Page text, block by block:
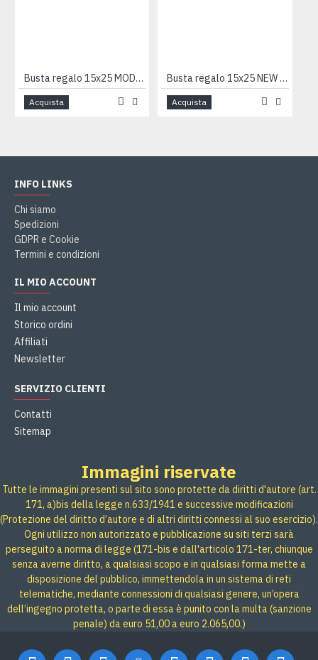
Busta regalo 15x25 MODELLISMO 50pz
Acquista
Busta regalo 15x25 NEW PERLA 100pz
Acquista
INFO LINKS
Chi siamo
Spedizioni
GDPR e Cookie
Termini e condizioni
IL MIO ACCOUNT
Il mio account
Storico ordini
Affiliati
Newsletter
SERVIZIO CLIENTI
Contatti
Sitemap
Immagini riservate
Tutte le immagini presenti sul sito sono protette da diritti d'autore (art.
171, a)bis della legge n.633/1941 e successive modificazioni
(Protezione del diritto d’autore e di altri diritti connessi al suo esercizio).
Ogni utilizzo non autorizzato e pubblicazione su siti terzi sarà
perseguito a norma di legge (171-bis e dall'articolo 171-ter, chiunque
senza averne diritto, a qualsiasi scopo e in qualsiasi forma mette a
disposizione del pubblico, immettendola in un sistema di reti
telematiche, mediante connessioni di qualsiasi genere, un’opera
dell’ingegno protetta, o parte di essa è punito con la multa (sanzione
penale) da euro 51,00 a euro 2.065,00.)